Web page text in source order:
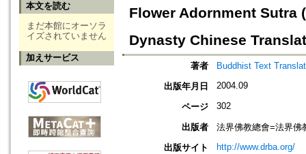
本文を読む
まだ本館にオーソラ
イズされていません
加えサービス
Flower Adornment Sutra
Dynasty Chinese
著者
Buddhist Text
出版年月日
2004.09
ページ 302
出版者
法界佛教總會=法界佛
出版サイト
http://www.drba.org/